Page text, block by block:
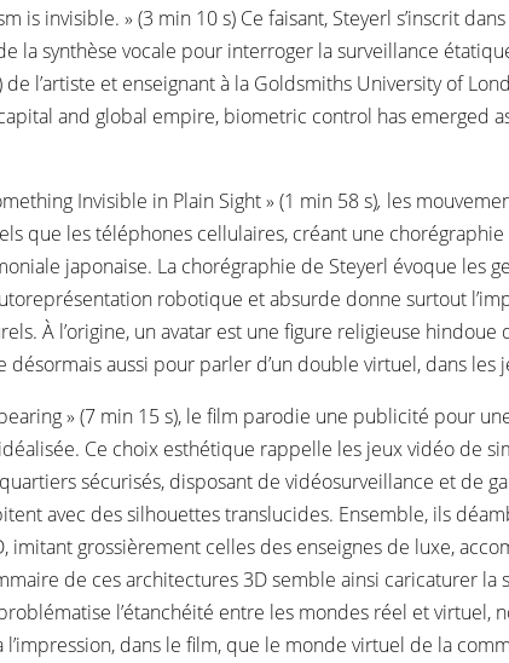
is invisible. » (3 min 10 s) Ce faisant, Steyerl s’inscrit
la synthèse vocale pour interroger la surveillance
de l’artiste et enseignant à la Goldsmiths University of
and global empire, biometric control has emerged
Invisible in Plain Sight » (1 min 58 s), les
que les téléphones cellulaires, créant une
japonaise. La chorégraphie de Steyerl évoque les
robotique et absurde donne surtout
À l’origine, un avatar est une figure religieuse hindoue
désormais aussi pour parler d’un double virtuel, dans les
» (7 min 15 s), le film parodie une publicité pour
Ce choix esthétique rappelle les jeux vidéo de
sécurisés, disposant de vidéosurveillance et de
avec des silhouettes translucides. Ensemble, ils
grossièrement celles des enseignes de luxe,
de ces architectures 3D semble ainsi caricaturer
l’étanchéité entre les mondes réel et virtuel,
dans le film, que le monde virtuel de la